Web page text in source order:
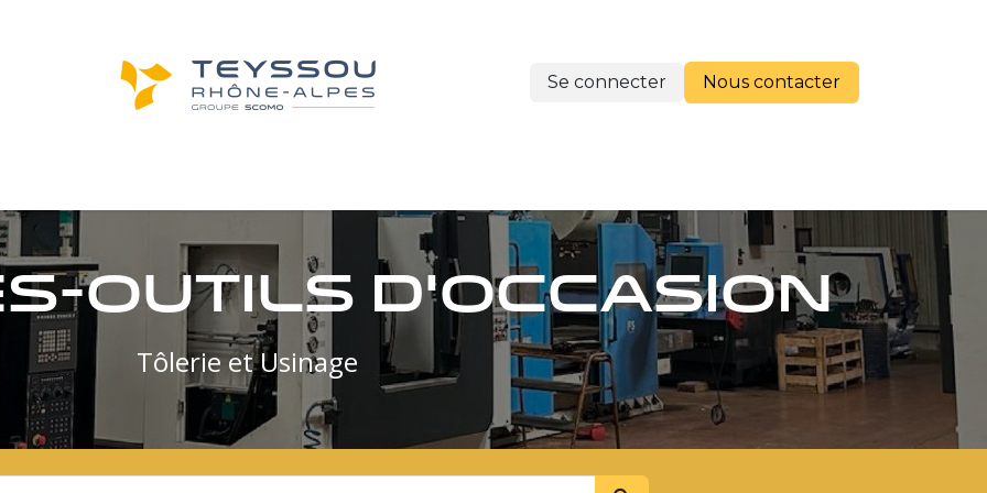
Se connecter Nous cont​​​​acter
outils d'occasion
Tôlerie et Usinage